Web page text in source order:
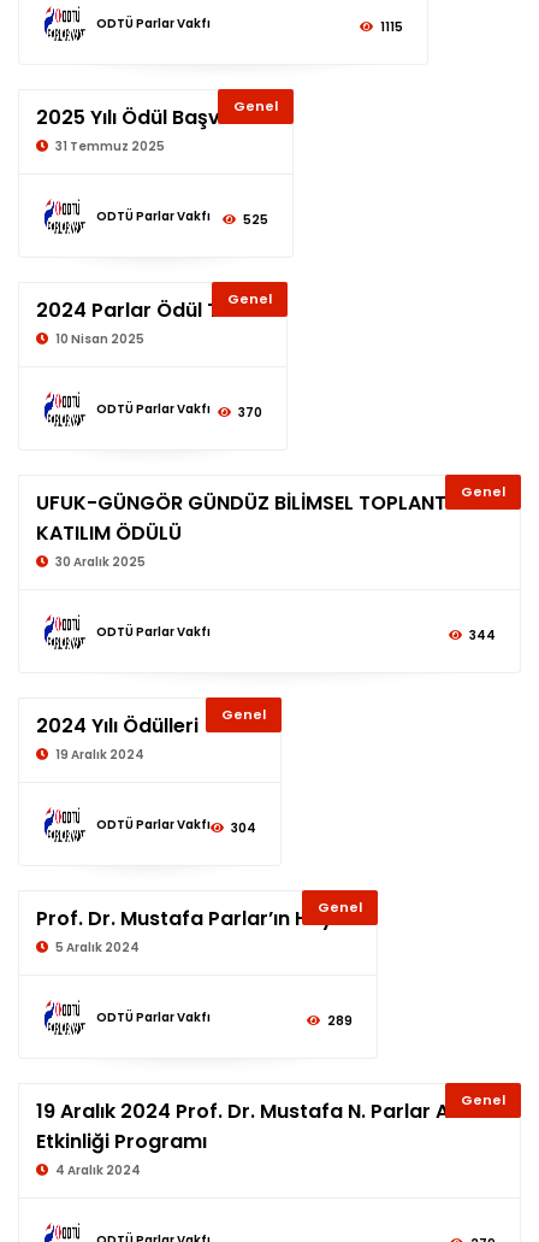
ODTÜ Parlar Vakfı 1115
Genel
2025 Yılı Ödül Başvurusu
31 Temmuz 2025
ODTÜ Parlar Vakfı 525
Genel
2024 Parlar Ödül Töreni
10 Nisan 2025
ODTÜ Parlar Vakfı 370
Genel
UFUK-GÜNGÖR GÜNDÜZ BİLİMSEL TOPLANTILARA
KATILIM ÖDÜLÜ
30 Aralık 2025
ODTÜ Parlar Vakfı 344
Genel
2024 Yılı Ödülleri
19 Aralık 2024
ODTÜ Parlar Vakfı 304
Genel
Prof. Dr. Mustafa Parlar’ın Hayatı
5 Aralık 2024
ODTÜ Parlar Vakfı 289
Genel
19 Aralık 2024 Prof. Dr. Mustafa N. Parlar Anma
Etkinliği Programı
4 Aralık 2024